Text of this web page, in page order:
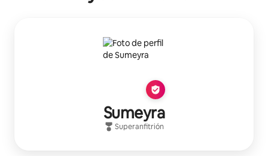
Sumeyra
Superanfitrión